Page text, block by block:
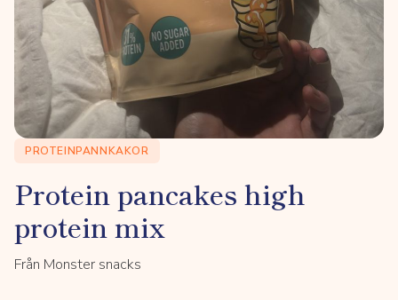
PROTEINPANNKAKOR
Protein pancakes high
protein mix
Från Monster snacks